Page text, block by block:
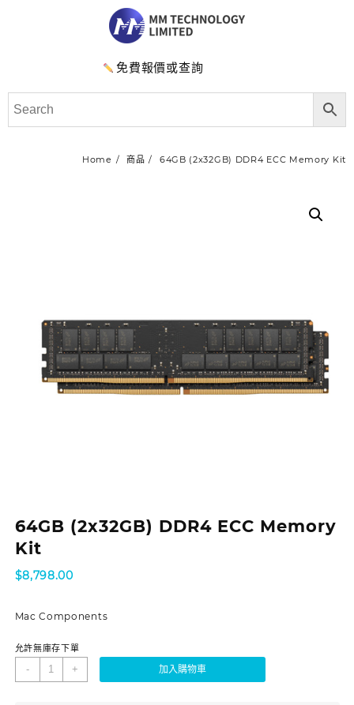
免費報價或查詢
Home 商品 64GB (2x32GB) DDR4 ECC Memory Kit
64GB (2x32GB) DDR4 ECC Memory
Kit
$8,798.00
Mac Components
允許無庫存下單
- + 加入購物車